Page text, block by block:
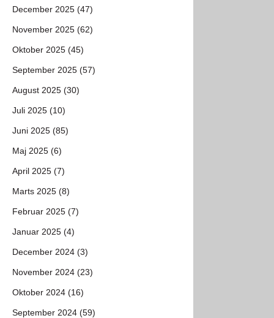
December 2025 (47)
November 2025 (62)
Oktober 2025 (45)
September 2025 (57)
August 2025 (30)
Juli 2025 (10)
Juni 2025 (85)
Maj 2025 (6)
April 2025 (7)
Marts 2025 (8)
Februar 2025 (7)
Januar 2025 (4)
December 2024 (3)
November 2024 (23)
Oktober 2024 (16)
September 2024 (59)